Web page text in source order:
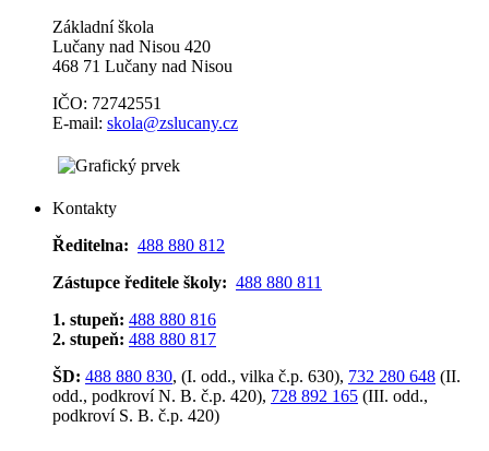
Základní škola
Lučany nad Nisou 420
468 71 Lučany nad Nisou
IČO: 72742551
E-mail: skola@zslucany.cz
Kontakty
Ředitelna: 488 880 812
Zástupce ředitele školy: 488 880 811
1. stupeň: 488 880 816
2. stupeň: 488 880 817
ŠD: 488 880 830, (I. odd., vilka č.p. 630), 732 280 648 (II.
odd., podkroví N. B. č.p. 420), 728 892 165 (III. odd.,
podkroví S. B. č.p. 420)